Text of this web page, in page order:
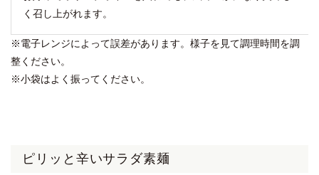
く召し上がれます。
※電子レンジによって誤差があります。様子を見て調理時間を調
整ください。
※小袋はよく振ってください。
ピリッと辛いサラダ素麺